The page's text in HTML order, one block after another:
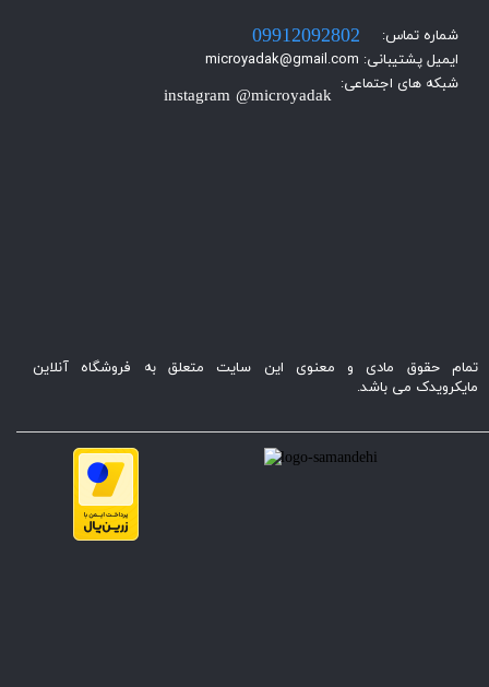
شماره تماس:
ایمیل پشتیبانی: microyadak@gmail.com
شبکه های اجتماعی:
instagram @microyadak
09912092802
تمام حقوق مادی و معنوی این سایت متعلق به فروشگاه آنلاین
مایکرویدک می باشد.